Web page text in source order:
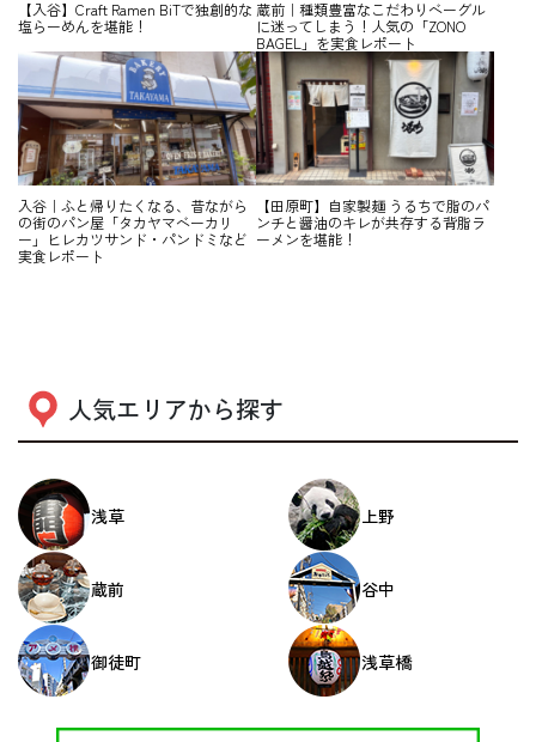
【入谷】Craft Ramen BiTで独創的な
塩らーめんを堪能！
蔵前｜種類豊富なこだわりベーグル
に迷ってしまう！人気の「ZONO
BAGEL」を実食レポート
入谷｜ふと帰りたくなる、昔ながら
の街のパン屋「タカヤマベーカリ
ー」ヒレカツサンド・パンドミなど
実食レポート
【田原町】自家製麺 うるちで脂のパ
ンチと醤油のキレが共存する背脂ラ
ーメンを堪能！
人気エリアから探す
浅草 上野
蔵前 谷中
御徒町 浅草橋